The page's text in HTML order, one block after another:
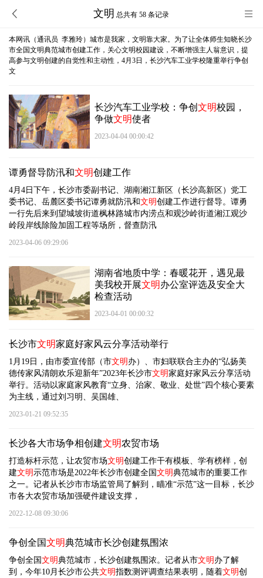
文明 总共有 58 条记录
本网讯（通讯员 李雅玲）城市是我家，文明靠大家。为了让全体师生知晓长沙
市全国文明典范城市创建工作，关心文明校园建设，不断增强主人翁意识，提
高参与文明创建的自觉性和主动性，4月3日，长沙汽车工业学校隆重举行争创
文
长沙汽车工业学校：争创文明校园，
争做文明使者
2023-04-04 00:00:42
谭勇督导防汛和文明创建工作
4月4日下午，长沙市委副书记、湖南湘江新区（长沙高新区）党工
委书记、岳麓区委书记谭勇就防汛和文明创建工作进行督导。谭勇
一行先后来到望城坡街道枫林路城市内涝点和观沙岭街道湘江观沙
岭段岸线除险加固工程等场所，督查防汛
2023-04-06 09:29:06
湖南省地质中学：春暖花开，遇见最
美我校开展文明办公室评选及安全大
检查活动
2023-04-01 00:00:32
长沙市文明家庭好家风云分享活动举行
1月19日，由市委宣传部（市文明 办）、市妇联联合主办的“弘扬美
德传家风清朗欢乐迎新年”2023年长沙市文明家庭好家风云分享活动
举行。活动以家庭家风教育“立身、治家、敬业、处世”四个核心要素
为主线，通过刘习明、吴国雄、
2023-01-21 09:52:35
长沙各大市场争相创建文明农贸市场
打造标杆示范，让农贸市场文明创建工作干有模板、学有榜样，创
建文明示范市场是2022年长沙市创建全国 文明典范城市的重要工作
之一。记者从长沙市市场监管局了解到，瞄准“示范”这一目标，长沙
市各大农贸市场加强硬件建设支撑，
2022-12-08 09:30:06
争创全国文明典范城市长沙创建氛围浓
争创全国 文明典范城市，长沙创建氛围浓。记者从市文明 办了解
到，今年10月长沙市公共文明指数测评调查结果表明，随着文明创